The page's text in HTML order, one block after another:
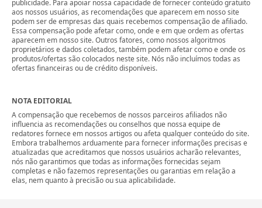
publicidade. Para apoiar nossa capacidade de fornecer conteúdo gratuito
aos nossos usuários, as recomendações que aparecem em nosso site
podem ser de empresas das quais recebemos compensação de afiliado.
Essa compensação pode afetar como, onde e em que ordem as ofertas
aparecem em nosso site. Outros fatores, como nossos algoritmos
proprietários e dados coletados, também podem afetar como e onde os
produtos/ofertas são colocados neste site. Nós não incluímos todas as
ofertas financeiras ou de crédito disponíveis.
NOTA EDITORIAL
A compensação que recebemos de nossos parceiros afiliados não
influencia as recomendações ou conselhos que nossa equipe de
redatores fornece em nossos artigos ou afeta qualquer conteúdo do site.
Embora trabalhemos arduamente para fornecer informações precisas e
atualizadas que acreditamos que nossos usuários acharão relevantes,
nós não garantimos que todas as informações fornecidas sejam
completas e não fazemos representações ou garantias em relação a
elas, nem quanto à precisão ou sua aplicabilidade.